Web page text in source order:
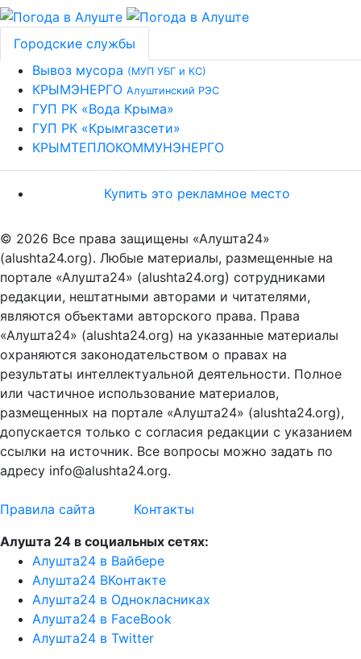
Городские службы
Вывоз мусора (МУП УБГ и КС)
КРЫМЭНЕРГО Алуштинский РЭС
ГУП РК «Вода Крыма»
ГУП РК «Крымгазсети»
КРЫМТЕПЛОКОММУНЭНЕРГО
Купить это рекламное место
© 2026 Все права защищены «Алушта24»
(alushta24.org). Любые материалы, размещенные на
портале «Алушта24» (alushta24.org) сотрудниками
редакции, нештатными авторами и читателями,
являются объектами авторского права. Права
«Алушта24» (alushta24.org) на указанные материалы
охраняются законодательством о правах на
результаты интеллектуальной деятельности. Полное
или частичное использование материалов,
размещенных на портале «Алушта24» (alushta24.org),
допускается только с согласия редакции с указанием
ссылки на источник. Все вопросы можно задать по
адресу info@alushta24.org.
Правила сайта
Контакты
Алушта 24 в социальных сетях:
Алушта24 в Вайбере
Алушта24 ВКонтакте
Алушта24 в Однокласниках
Алушта24 в FaceBook
Алушта24 в Twitter